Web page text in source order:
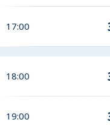
17:00
18:00
19:00